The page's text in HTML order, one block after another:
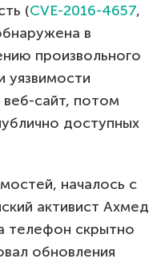
(CVE-2016-4657,
в
произвольного
уязвимости
веб-сайт, потом
доступных
началось с
активист Ахмед
телефон скрытно
обновления